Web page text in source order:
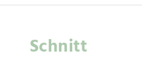
Schnitt